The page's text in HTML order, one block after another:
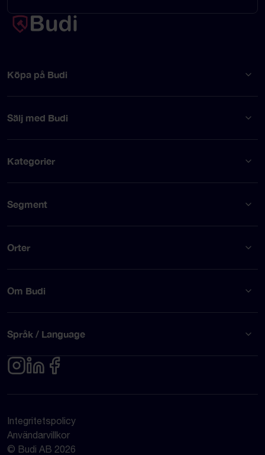
Köpa på Budi
Sälj med Budi
Kategorier
Segment
Orter
Om Budi
Språk / Language
Integritetspolicy
Användarvillkor
© Budi AB 2026